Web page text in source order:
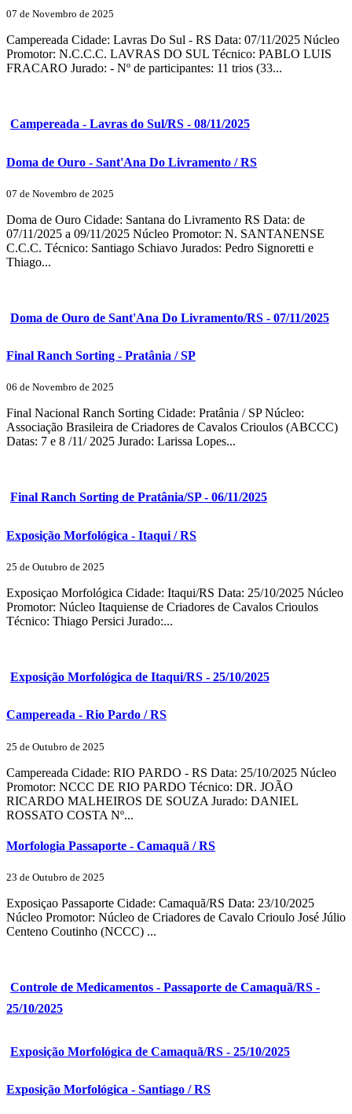
07 de Novembro de 2025
Campereada Cidade: Lavras Do Sul - RS Data: 07/11/2025 Núcleo
Promotor: N.C.C.C. LAVRAS DO SUL Técnico: PABLO LUIS
FRACARO Jurado: - Nº de participantes: 11 trios (33...
Campereada - Lavras do Sul/RS - 08/11/2025
Doma de Ouro - Sant'Ana Do Livramento / RS
07 de Novembro de 2025
Doma de Ouro Cidade: Santana do Livramento RS Data: de
07/11/2025 a 09/11/2025 Núcleo Promotor: N. SANTANENSE
C.C.C. Técnico: Santiago Schiavo Jurados: Pedro Signoretti e
Thiago...
Doma de Ouro de Sant'Ana Do Livramento/RS - 07/11/2025
Final Ranch Sorting - Pratânia / SP
06 de Novembro de 2025
Final Nacional Ranch Sorting Cidade: Pratânia / SP Núcleo:
Associação Brasileira de Criadores de Cavalos Crioulos (ABCCC)
Datas: 7 e 8 /11/ 2025 Jurado: Larissa Lopes...
Final Ranch Sorting de Pratânia/SP - 06/11/2025
Exposição Morfológica - Itaqui / RS
25 de Outubro de 2025
Exposiçao Morfológica Cidade: Itaqui/RS Data: 25/10/2025 Núcleo
Promotor: Núcleo Itaquiense de Criadores de Cavalos Crioulos
Técnico: Thiago Persici Jurado:...
Exposição Morfológica de Itaqui/RS - 25/10/2025
Campereada - Rio Pardo / RS
25 de Outubro de 2025
Campereada Cidade: RIO PARDO - RS Data: 25/10/2025 Núcleo
Promotor: NCCC DE RIO PARDO Técnico: DR. JOÃO
RICARDO MALHEIROS DE SOUZA Jurado: DANIEL
ROSSATO COSTA Nº...
Morfologia Passaporte - Camaquã / RS
23 de Outubro de 2025
Exposiçao Passaporte Cidade: Camaquã/RS Data: 23/10/2025
Núcleo Promotor: Núcleo de Criadores de Cavalo Crioulo José Júlio
Centeno Coutinho (NCCC) ...
Controle de Medicamentos - Passaporte de Camaquã/RS -
25/10/2025
Exposição Morfológica de Camaquã/RS - 25/10/2025
Exposição Morfológica - Santiago / RS